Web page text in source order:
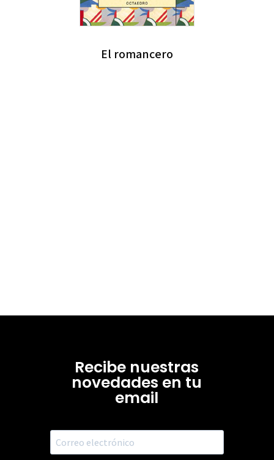
El romancero
Recibe nuestras
novedades en tu
email